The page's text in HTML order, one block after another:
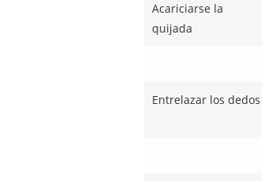
Acariciarse la
quijada
Entrelazar los dedos